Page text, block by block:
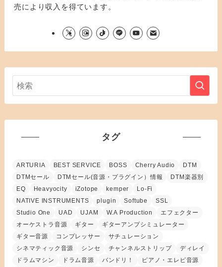
売により収入を得ています。
タグ
ARTURIA BEST SERVICE BOSS Cherry Audio
DTM
DTMセール
DTMセール(音源・プラグイン）情報
DTM楽器別
EQ
Heavyocity iZotope kemper
Lo-Fi
NATIVE INSTRUMENTS
plugin Softube
SSL
Studio One
UAD UJAM W.A Production
エフェクター
オーケストラ音源
ギター
ギターアンプシミュレーター
ギター音源
コンプレッサー
サチュレーション
シネマティック音源
シンセ チャンネルストリップ
ディレイ
ドラムマシン
ドラム音源 バンドリ！
ピアノ・エレピ音源